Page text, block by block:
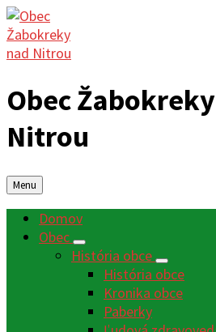
Obec
Nitrou
Menu
Domov
Obec
História obce
História obce
Kronika obce
Paberky